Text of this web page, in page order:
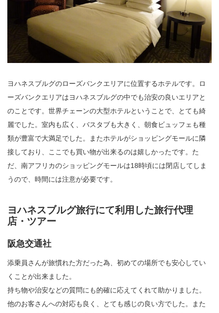
ヨハネスブルグのローズバンクエリアに位置するホテルです。ロ
ーズバンクエリアはヨハネスブルグの中でも治安の良いエリアと
のことです。世界チェーンの大型ホテルということで、とても綺
麗でした。室内も広く、バスタブも大きく、朝食ビュッフェも種
類が豊富で大満足でした。またホテルがショッピングモールに隣
接しており、ここでも買い物が出来るのは嬉しかったです。た
だ、南アフリカのショッピングモールは18時頃には閉店してしま
うので、時間には注意が必要です。
ヨハネスブルグ旅行にて利用した旅行代理
店・ツアー
阪急交通社
添乗員さんが旅慣れた方だった為、初めての場所でも安心してい
くことが出来ました。
持ち物や治安などの質問にも的確に応えてくれて助かりました。
他のお客さんへの対応も良く、とても感じの良い方でした。また